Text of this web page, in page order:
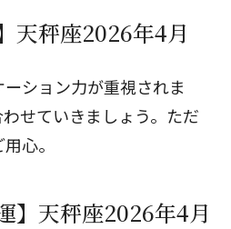
天秤座2026年4月
ション力が重視されま
せていきましょう。ただ
心。
】天秤座2026年4月